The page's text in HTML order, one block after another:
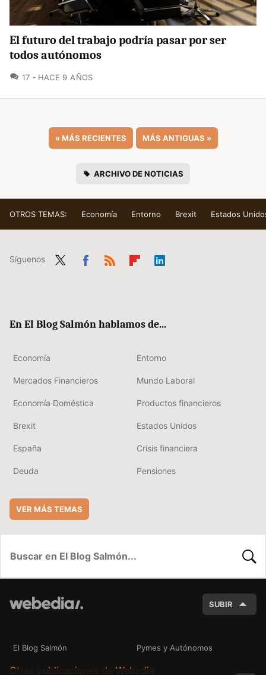
El futuro del trabajo podría pasar por ser
todos autónomos
17 COMENTARIOS
HACE 9 AÑOS
«MÁS RECIENTES MÁS ANTIGUAS »
ARCHIVO DE NOTICIAS
OTROS TEMAS: Economía Entorno Brexit Estados
Síguenos
En El Blog Salmón hablamos de...
Economía Entorno
Mercados Financieros Mundo Laboral
Economía Doméstica Productos financieros
Brexit Estados Unidos
España Crisis financiera
Deuda Pensiones
VER MÁS TEMAS
SUBIR
El Blog Salmón Pymes y Autónomos
Otras publicaciones de Webedia